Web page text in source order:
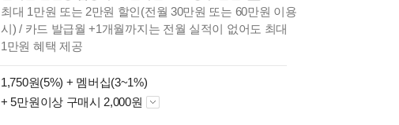
최대 1만원 또는 2만원 할인(전월 30만원 또는 60만원 이용
시) / 카드 발급월 +1개월까지는 전월 실적이 없어도 최대
1만원 혜택 제공
1,750원(5%) + 멤버십(3~1%)
+ 5만원이상 구매시 2,000원